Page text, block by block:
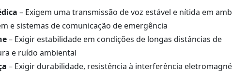
– Exigem uma transmissão de voz estável e nítida em
e sistemas de comunicação de emergência
– Exigir estabilidade em condições de longas distâncias de
e ruído ambiental
– Exigir durabilidade, resistência à interferência